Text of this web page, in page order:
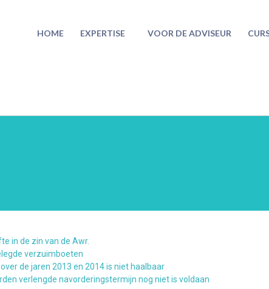
HOME EXPERTISE VOOR DE ADVISEUR
in de zin van de Awr.
verzuimboeten
de jaren 2013 en 2014 is niet haalbaar
verlengde navorderingstermijn nog niet is voldaan